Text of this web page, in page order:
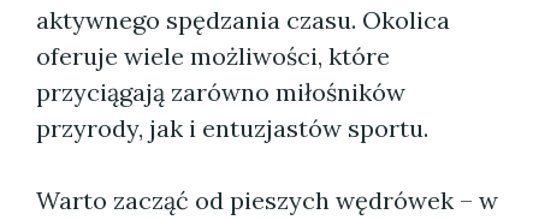
aktywnego spędzania czasu. Okolica
oferuje wiele możliwości, które
przyciągają zarówno miłośników
przyrody, jak i entuzjastów sportu.
Warto zacząć od pieszych wędrówek – w